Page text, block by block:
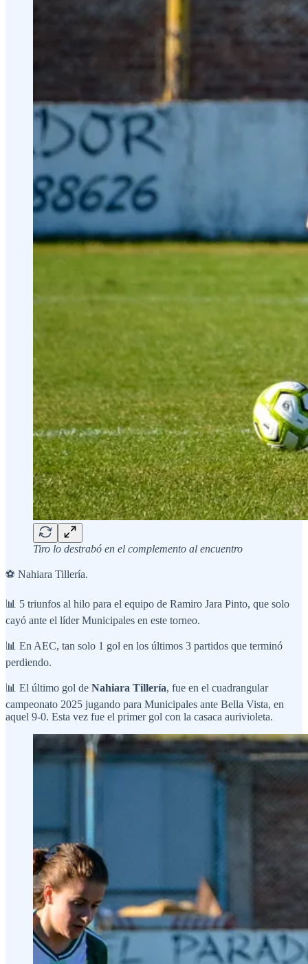
Tiro lo destrabó en el complemento al encuentro
⚽ Nahiara Tillería.
📊 5 triunfos al hilo para el equipo de Ramiro Jara Pinto, que solo
cayó ante el líder Municipales en este torneo.
📊 En AEC, tan solo 1 gol en los últimos 3 partidos que terminó
perdiendo.
📊 El último gol de Nahiara Tillería, fue en el cuadrangular
campeonato 2025 jugando para Municipales ante Bella Vista, en
aquel 9-0. Esta vez fue el primer gol con la casaca aurivioleta.